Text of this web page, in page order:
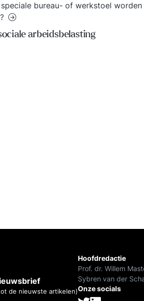
speciale bureau- of werkstoel worden
arbeidsbelasting
de nieuwste artikelen)
Hoofdredactie
Prof. dr. Willem
Sybren van der
Onze socials